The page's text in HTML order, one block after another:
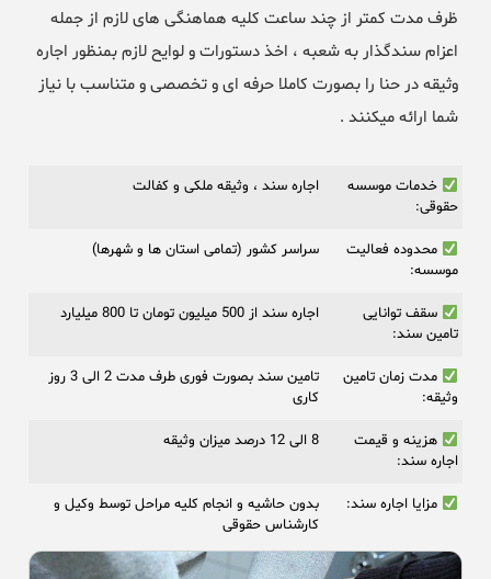
ظرف مدت کمتر از چند ساعت کلیه هماهنگی های لازم از جمله
اعزام سندگذار به شعبه ، اخذ دستورات و لوایح لازم بمنظور اجاره
وثیقه در حنا را بصورت کاملا حرفه ای و تخصصی و متناسب با نیاز
شما ارائه میکنند .
خدمات موسسه
حقوقی:
اجاره سند ، وثیقه ملکی و کفالت
محدوده فعالیت
موسسه:
سراسر کشور (تمامی استان ها و شهرها)
سقف توانایی
تامین سند:
اجاره سند از 500 میلیون تومان تا 800 میلیارد
مدت زمان تامین
وثیقه:
تامین سند بصورت فوری طرف مدت 2 الی 3 روز
کاری
هزینه و قیمت
اجاره سند:
8 الی 12 درصد میزان وثیقه
مزایا اجاره سند:
بدون حاشیه و انجام کلیه مراحل توسط وکیل و
کارشناس حقوقی